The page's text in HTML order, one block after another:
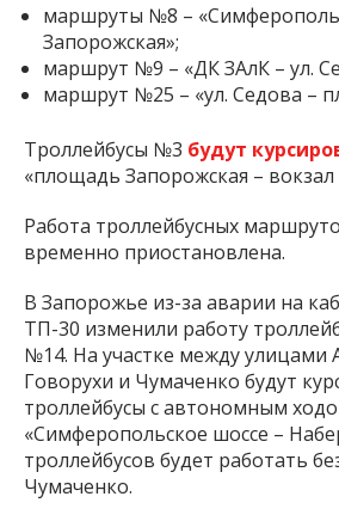
маршруты №8 –
Запорожская»;
маршрут №9 – «ДК ЗАлК – ул.
маршрут №25 – «ул. Седова –
Троллейбусы №3 будут
«площадь Запорожская –
Работа троллейбусных
временно приостановлена.
В Запорожье из-за аварии на
ТП-30 изменили работу
№14. На участке между улицами
Говорухи и Чумаченко будут
троллейбусы с автономным
«Симферопольское шоссе –
троллейбусов будет работать
Чумаченко.